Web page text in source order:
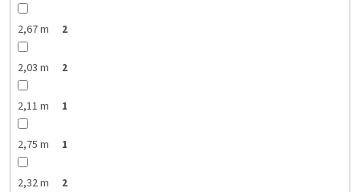
2,67 m 2
2,03 m 2
2,11 m 1
2,75 m 1
2,32 m 2